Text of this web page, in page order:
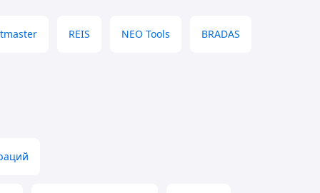
REIS NEO Tools BRADAS